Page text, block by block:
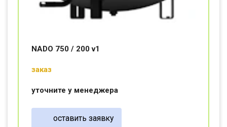
NADO 750 / 200 v1
заказ
уточните у менеджера
оставить заявку